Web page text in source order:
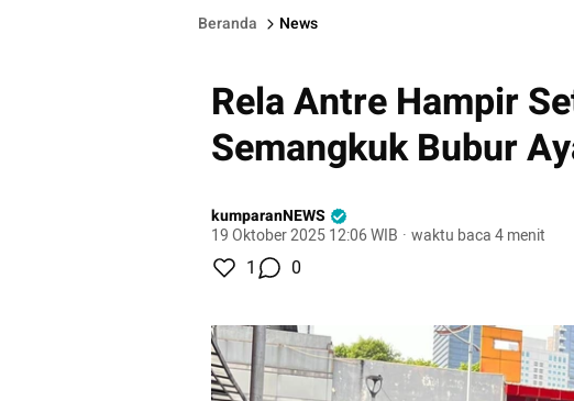
Beranda News
Rela Antre Hampir
Semangkuk Bubur
kumparanNEWS
19 Oktober 2025 12:06 WIB · waktu baca 4 menit
1 0